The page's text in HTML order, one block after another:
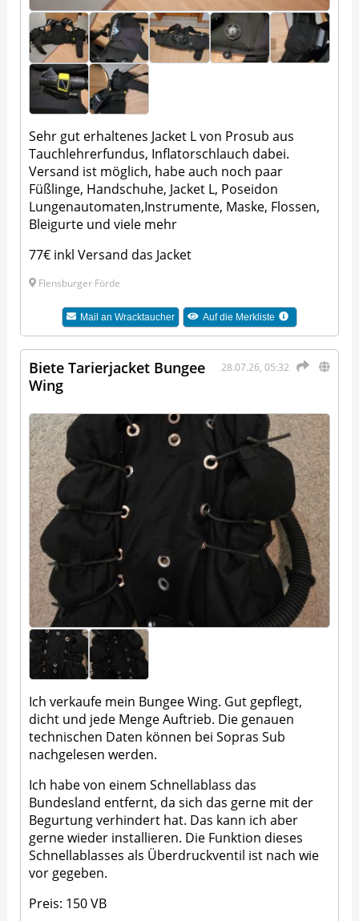
Sehr gut erhaltenes Jacket L von Prosub aus
Tauchlehrerfundus, Inflatorschlauch dabei.
Versand ist möglich, habe auch noch paar
Füßlinge, Handschuhe, Jacket L, Poseidon
Lungenautomaten,Instrumente, Maske, Flossen,
Bleigurte und viele mehr
77€ inkl Versand das Jacket
Flensburger Förde
Mail an Wracktaucher Auf die Merkliste
28.07.26, 05:32
Biete Tarierjacket Bungee
Wing
Ich verkaufe mein Bungee Wing. Gut gepflegt,
dicht und jede Menge Auftrieb. Die genauen
technischen Daten können bei Sopras Sub
nachgelesen werden.
Ich habe von einem Schnellablass das
Bundesland entfernt, da sich das gerne mit der
Begurtung verhindert hat. Das kann ich aber
gerne wieder installieren. Die Funktion dieses
Schnellablasses als Überdruckventil ist nach wie
vor gegeben.
Preis: 150 VB